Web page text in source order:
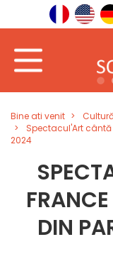
Bine ati venit
Spectacul'Art
2024
DIN